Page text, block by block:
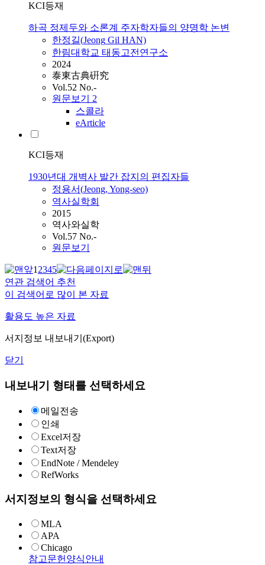
KCI등재
하곡 정제두와 소론계 주자학자들의 양명학 논변
한정길(Jeong Gil HAN)
한림대학교 태동고전연구소
2024
泰東古典硏究
Vol.52 No.-
원문보기 2
스콜라
eArticle
KCI등재
1930년대 개벽사 발간 잡지의 편집자들
정용서(Jeong, Yong-seo)
역사실학회
2015
역사와실학
Vol.57 No.-
원문보기
12345
연관 검색어 추천
이 검색어로 많이 본 자료
활용도 높은 자료
서지정보 내보내기(Export)
닫기
내보내기 형태를 선택하세요
메일전송
인쇄
Excel저장
Text저장
EndNote / Mendeley
RefWorks
서지정보의 형식을 선택하세요
MLA
APA
Chicago
참고문헌양식안내